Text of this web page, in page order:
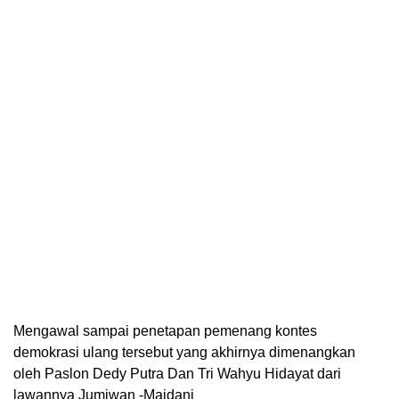
Mengawal sampai penetapan pemenang kontes
demokrasi ulang tersebut yang akhirnya dimenangkan
oleh Paslon Dedy Putra Dan Tri Wahyu Hidayat dari
lawannya Jumiwan -Maidani